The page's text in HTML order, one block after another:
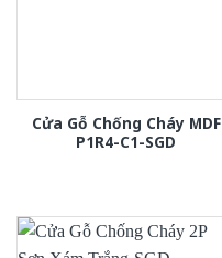
Cửa Gỗ Chống Cháy MDF
P1R4-C1-SGD